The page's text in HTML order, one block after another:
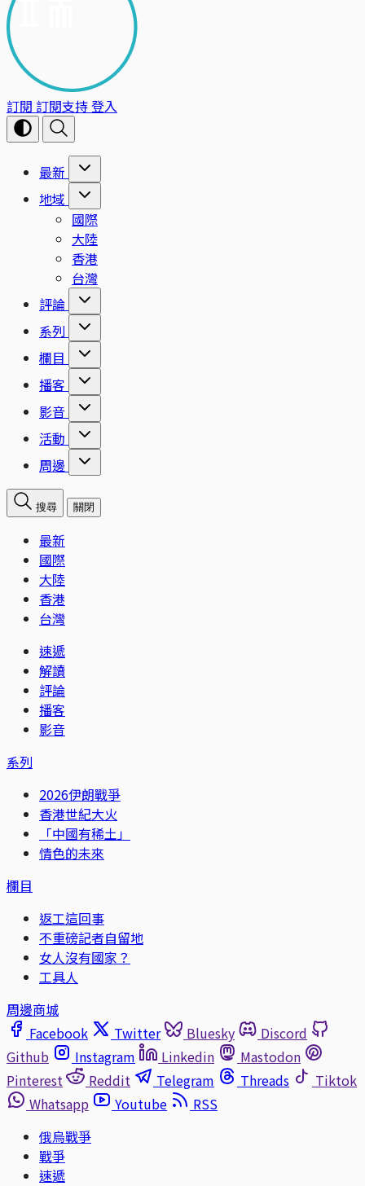
訂閱 訂閱支持登入
最新
地域
國際
大陸
香港
台灣
評論
系列
欄目
播客
影音
活動
周邊
搜尋 關閉
最新
國際
大陸
香港
台灣
速遞
解讀
評論
播客
影音
系列
2026伊朗戰爭
香港世紀大火
「中國有稀土」
情色的未來
欄目
返工這回事
不重磅記者自留地
女人沒有國家？
工具人
周邊商城
Facebook
Twitter Bluesky
Discord
Github
Instagram Linkedin
Mastodon
Pinterest
Reddit Telegram Threads
Tiktok
Whatsapp
Youtube
RSS
俄烏戰爭
戰爭
速遞